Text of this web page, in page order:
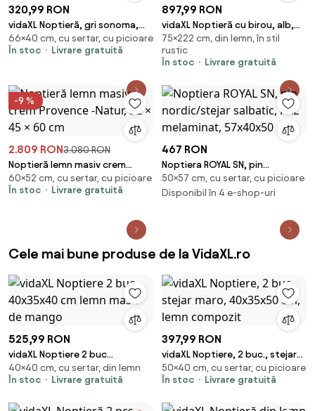
320,99 RON
vidaXL Noptieră, gri sonoma,
40x40x66 cm, lemn compozit
66×40 cm, cu sertar, cu picioare
În stoc
Livrare gratuită
897,99 RON
vidaXL Noptieră cu birou, alb,
222x107x75 cm lemn masiv de
pin
75×222 cm, din lemn, în stil
rustic
În stoc
Livrare gratuită
-9 %
2.809 RON3.080 RON
Noptieră lemn masiv crem
Provence -Natur, 52 × 45 × 60
cm
60×52 cm, cu sertar, cu picioare
În stoc
Livrare gratuită
467 RON
Noptiera ROYAL SN, pin
nordic/stejar salbatic, PAL
melaminat, 57x40x50
50×57 cm, cu sertar, cu picioare
Disponibil în 4 e-shop-uri
Cele mai bune produse de la VidaXL.ro
525,99 RON
vidaXL Noptiere 2 buc
40x35x40 cm lemn masiv de
mango
40×40 cm, cu sertar, din lemn
În stoc
Livrare gratuită
397,99 RON
vidaXL Noptiere, 2 buc., stejar
maro, 40x35x50 cm, lemn
compozit
50×40 cm, cu sertar, cu picioare
În stoc
Livrare gratuită